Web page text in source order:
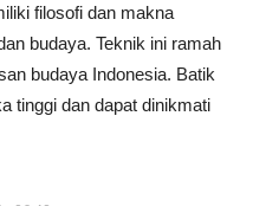
filosofi dan makna
budaya. Teknik ini ramah
budaya Indonesia. Batik
tinggi dan dapat dinikmati